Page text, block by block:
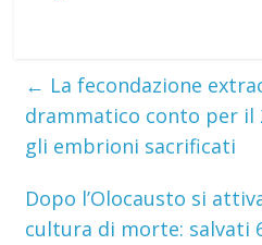
← La fecondazione
drammatico conto per il
gli embrioni sacrificati
Dopo l’Olocausto si
cultura di morte: salvati